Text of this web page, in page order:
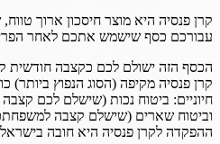
קרן פנסיה היא מוצר חיסכון ארוך
עבורכם כסף שישמש אתכם לאחר
הכסף הזה ישולם לכם כקצבה חודשית
קרן פנסיה מקיפה (הסוג הנפוץ ביותר)
חיוניים: ביטוח נכות (שישלם לכם
וביטוח שארים (שישלם קצבה
ההפקדה לקרן פנסיה היא חובה